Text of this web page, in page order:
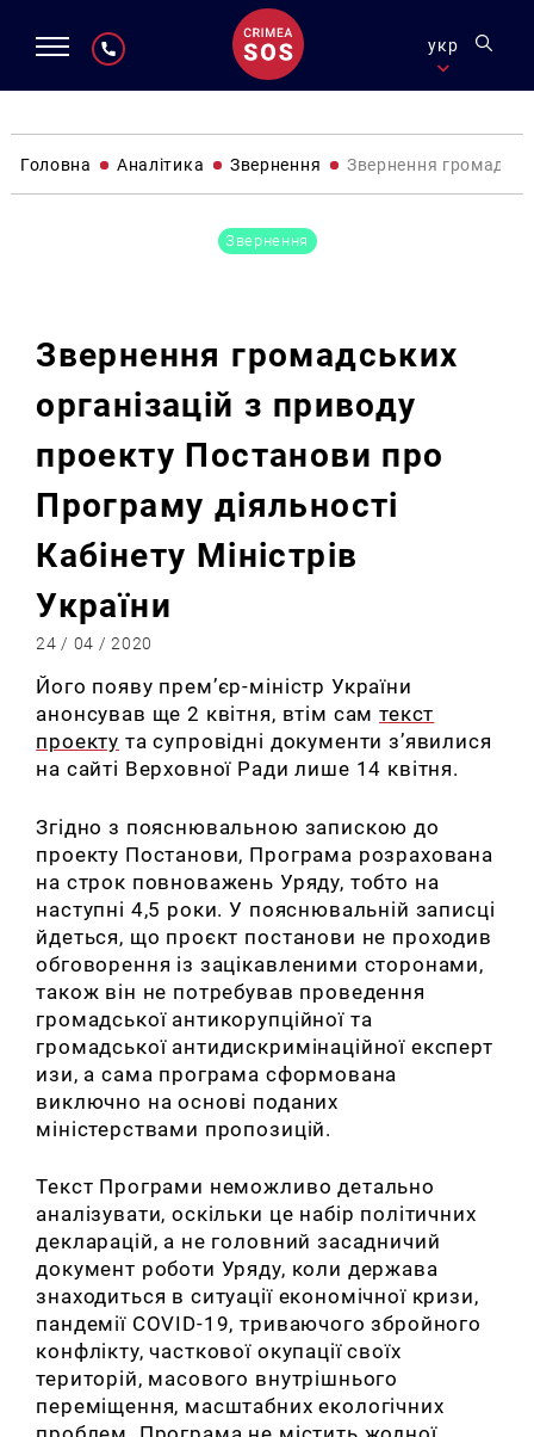
укр
Головна Аналітика Звернення Звернення
Звернення
Звернення громадських
організацій з приводу
проекту Постанови про
Програму діяльності
Кабінету Міністрів
України
24 / 04 / 2020
Його появу прем’єр-міністр України
анонсував ще 2 квітня, втім самтекст
проекту та супровідні документи з’явилися
на сайті Верховної Ради лише 14 квітня.
Згідно з пояснювальною запискою до
проекту Постанови, Програма розрахована
на строк повноважень Уряду, тобто на
наступні 4,5 роки. У пояснювальній записці
йдеться, що проєкт постанови не проходив
обговорення із зацікавленими сторонами,
також він не потребував проведення
громадської антикорупційної та
громадської антидискримінаційної експерт
изи, а сама програма сформована
виключно на основі поданих
міністерствами пропозицій.
Текст Програми неможливо детально
аналізувати,оскільки це набір політичних
декларацій, а не головний засадничий
документ роботи Уряду, коли держава
знаходиться в ситуації економічної кризи,
пандемії COVID-19, триваючого збройного
конфлікту, часткової окупації своїх
територій, масового внутрішнього
переміщення, масштабних екологічних